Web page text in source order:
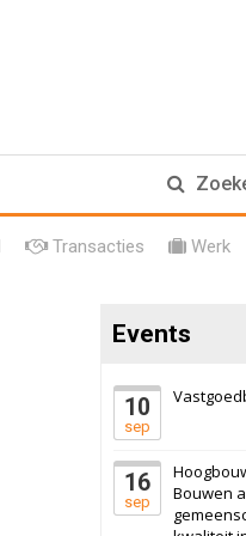
Transacties Werk
Events
10
sep
16
sep
Bouwen
17 september 2026
6 oktober 2026